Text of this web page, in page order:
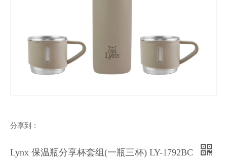
分享到：
Lynx 保温瓶分享杯套组(一瓶三杯) LY-1792BC